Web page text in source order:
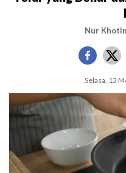
Nur
Selasa, 13